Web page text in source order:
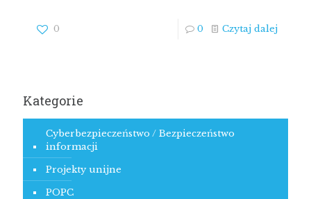
0 0 Czytaj dalej
Kategorie
Cyberbezpieczeństwo / Bezpieczeństwo
informacji
Projekty unijne
POPC